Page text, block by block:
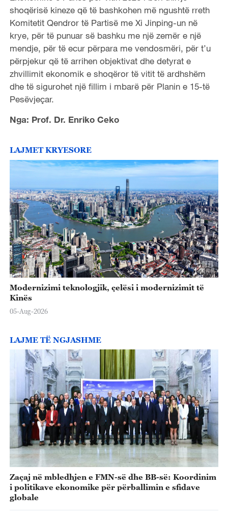
shoqërisë kineze që të bashkohen më ngushtë rreth
Komitetit Qendror të Partisë me Xi Jinping-un në
krye, për të punuar së bashku me një zemër e një
mendje, për të ecur përpara me vendosmëri, për t’u
përpjekur që të arrihen objektivat dhe detyrat e
zhvillimit ekonomik e shoqëror të vitit të ardhshëm
dhe të sigurohet një fillim i mbarë për Planin e 15-të
Pesëvjeçar.
Nga: Prof. Dr. Enriko Ceko
LAJMET KRYESORE
Modernizimi teknologjik, çelësi i modernizimit të
Kinës
05-Aug-2026
LAJME TË NGJASHME
Zaçaj në mbledhjen e FMN-së dhe BB-së: Koordinim
i politikave ekonomike për përballimin e sfidave
globale